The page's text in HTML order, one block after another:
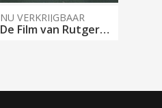
NU VERKRIJGBAAR
De Film van Rutger, Thomas & Paco